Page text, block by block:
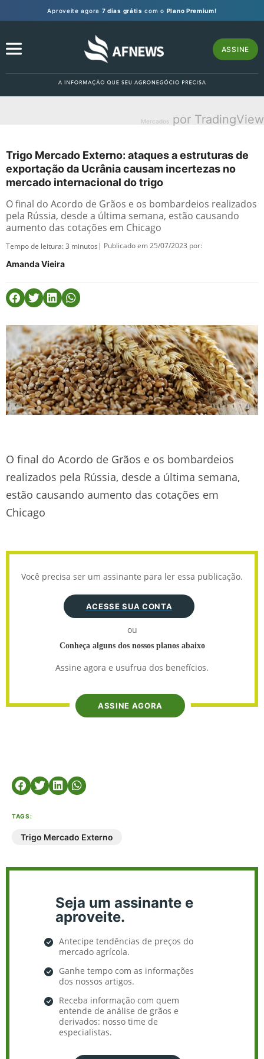
Aproveite agora 7 dias grátis com o Plano Premium!
ASSINE
Mercados por TradingView
Trigo Mercado Externo: ataques a estruturas de
exportação da Ucrânia causam incertezas no
mercado internacional do trigo
O final do Acordo de Grãos e os bombardeios realizados
pela Rússia, desde a última semana, estão causando
aumento das cotações em Chicago
Tempo de leitura:3 minutos | Publicado em 25/07/2023 por:
Amanda Vieira
O final do Acordo de Grãos e os bombardeios
realizados pela Rússia, desde a última semana,
estão causando aumento das cotações em
Chicago
Você precisa ser um assinante para ler essa publicação.
ACESSE SUA CONTA
ou
Conheça alguns dos nossos planos abaixo
Assine agora e usufrua dos benefícios.
ASSINE AGORA
TAGS:
Trigo Mercado Externo
Seja um assinante e
aproveite.
Antecipe tendências de preços do
mercado agrícola.
Ganhe tempo com as informações
dos nossos artigos.
Receba informação com quem
entende de análise de grãos e
derivados: nosso time de
especialistas.